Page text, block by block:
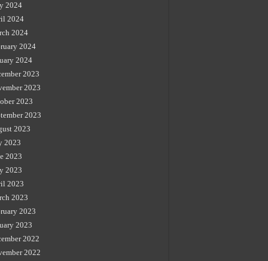
2024
2024
2024
2024
2024
2023
2023
2023
2023
2023
2023
2023
2023
2023
2023
2023
2023
2022
2022